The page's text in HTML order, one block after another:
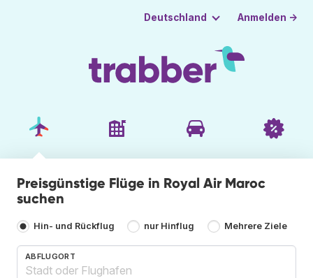
Deutschland Anmelden →
Preisgünstige Flüge in Royal Air Maroc
suchen
Hin- und Rückflug nur Hinflug Mehrere Ziele
ABFLUGORT